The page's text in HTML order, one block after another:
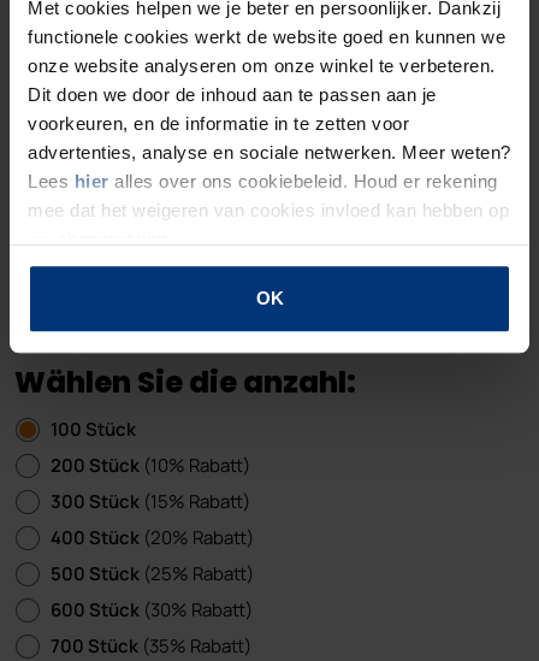
Met cookies helpen we je beter en persoonlijker. Dankzij
functionele cookies werkt de website goed en kunnen we
onze website analyseren om onze winkel te verbeteren.
Dit doen we door de inhoud aan te passen aan je
voorkeuren, en de informatie in te zetten voor
advertenties, analyse en sociale netwerken. Meer weten?
Lees hier alles over ons cookiebeleid. Houd er rekening
mee dat het weigeren van cookies invloed kan hebben op
OK
Wählen Sie die anzahl:
100 Stück
200 Stück (10% Rabatt)
300 Stück (15% Rabatt)
400 Stück (20% Rabatt)
500 Stück (25% Rabatt)
600 Stück (30% Rabatt)
700 Stück (35% Rabatt)